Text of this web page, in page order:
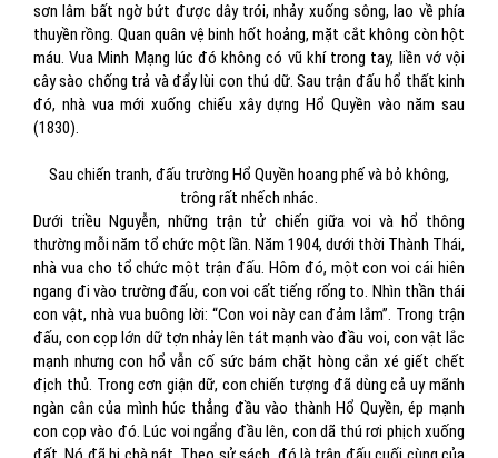
sơn lâm bất ngờ bứt được dây trói, nhảy xuống sông, lao về phía
thuyền rồng. Quan quân vệ binh hốt hoảng, mặt cắt không còn hột
máu. Vua Minh Mạng lúc đó không có vũ khí trong tay, liền vớ vội
cây sào chống trả và đẩy lùi con thú dữ. Sau trận đấu hổ thất kinh
đó, nhà vua mới xuống chiếu xây dựng Hổ Quyền vào năm sau
(1830).
Sau chiến tranh, đấu trường Hổ Quyền hoang phế và bỏ không,
trông rất nhếch nhác.
Dưới triều Nguyễn, những trận tử chiến giữa voi và hổ thông
thường mỗi năm tổ chức một lần. Năm 1904, dưới thời Thành Thái,
nhà vua cho tổ chức một trận đấu. Hôm đó, một con voi cái hiên
ngang đi vào trường đấu, con voi cất tiếng rống to. Nhìn thần thái
con vật, nhà vua buông lời: “Con voi này can đảm lắm”. Trong trận
đấu, con cọp lớn dữ tợn nhảy lên tát mạnh vào đầu voi, con vật lắc
mạnh nhưng con hổ vẫn cố sức bám chặt hòng cắn xé giết chết
địch thủ. Trong cơn giận dữ, con chiến tượng đã dùng cả uy mãnh
ngàn cân của mình húc thẳng đầu vào thành Hổ Quyền, ép mạnh
con cọp vào đó. Lúc voi ngẩng đầu lên, con dã thú rơi phịch xuống